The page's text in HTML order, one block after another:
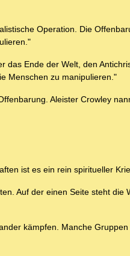
Operation. Die
das Ende der Welt, den
Menschen zu manipulieren."
Aleister Crowley
ist es ein rein spiritueller
Auf der einen Seite steht
kämpfen. Manche